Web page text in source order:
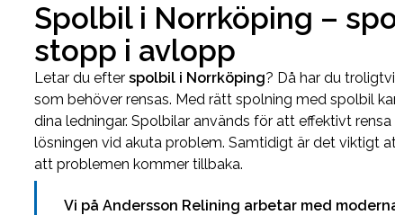
Spolbil i Norrköping –
stopp i avlopp
Letar du efter spolbil i Norrköping? Då har du
som behöver rensas. Med rätt spolning med spolbil
dina ledningar. Spolbilar används för att effektivt
lösningen vid akuta problem. Samtidigt är det viktigt
att problemen kommer tillbaka.
Vi på Andersson Relining arbetar med